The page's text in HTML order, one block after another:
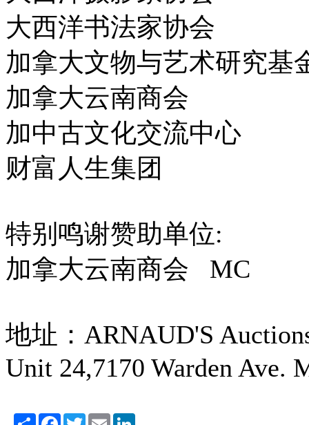
大西洋书法家协会
加拿大文物与艺术研究基
加拿大云南商会
加中古文化交流中心
财富人生集团
特别鸣谢赞助单位:
加拿大云南商会 MC
地址：ARNAUD'S
Unit 24,7170 Warden
Share Facebook
TwitterEmail